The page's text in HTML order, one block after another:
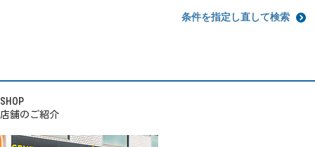
条件を指定し直して検索
SHOP
店舗のご紹介